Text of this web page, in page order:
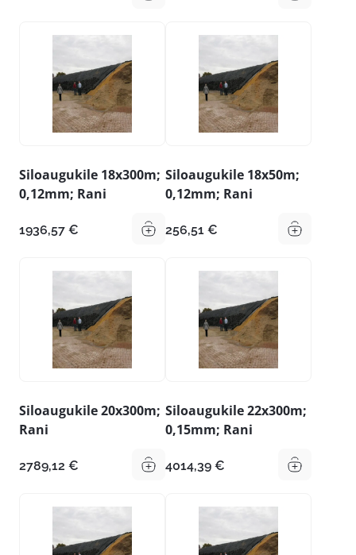
Siloaugukile 18x300m;
0,12mm; Rani
1936,57 €
Siloaugukile 18x50m;
0,12mm; Rani
256,51 €
Siloaugukile 20x300m;
Rani
2789,12 €
Siloaugukile 22x300m;
0,15mm; Rani
4014,39 €